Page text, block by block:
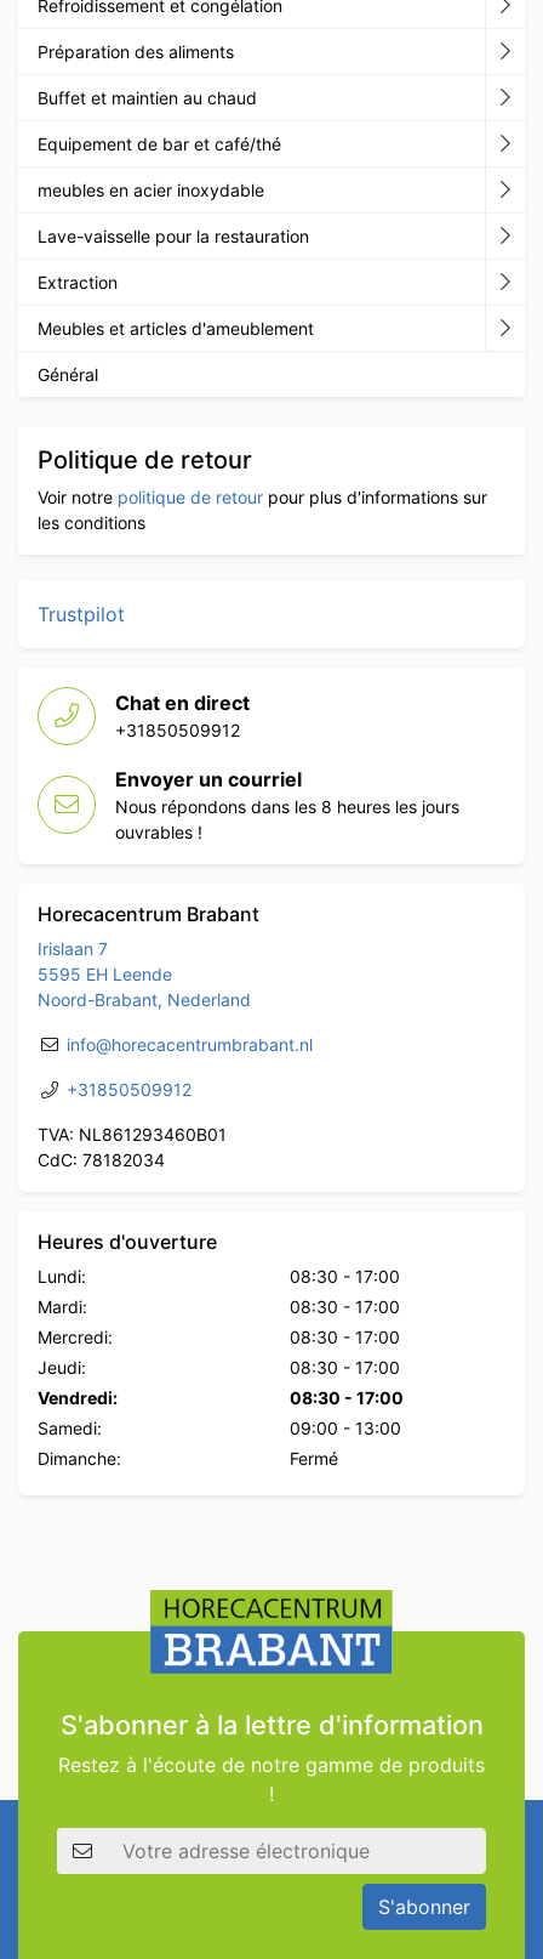
Refroidissement et congélation
Préparation des aliments
Buffet et maintien au chaud
Equipement de bar et café/thé
meubles en acier inoxydable
Lave-vaisselle pour la restauration
Extraction
Meubles et articles d'ameublement
Général
Politique de retour
Voir notre politique de retour pour plus d'informations sur
les conditions
Trustpilot
Chat en direct
+31850509912
Envoyer un courriel
Nous répondons dans les 8 heures les jours
ouvrables !
Horecacentrum Brabant
Irislaan 7
5595 EH Leende
Noord-Brabant, Nederland
info@horecacentrumbrabant.nl
+31850509912
TVA: NL861293460B01
CdC: 78182034
Heures d'ouverture
Lundi: 08:30 - 17:00
Mardi:
08:30 - 17:00
Mercredi:
08:30 - 17:00
Jeudi:
08:30 - 17:00
Vendredi:
08:30 - 17:00
Samedi:
09:00 - 13:00
Dimanche:
Fermé
S'abonner à la lettre d'information
Restez à l'écoute de notre gamme de produits
!
Adresse électronique
S'abonner